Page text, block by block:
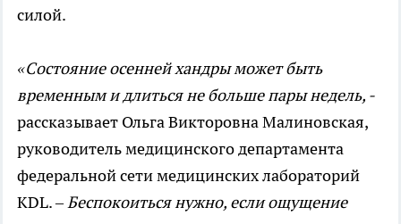
силой.
«Состояние осенней хандры может быть
временным и длиться не больше пары недель, -
рассказывает Ольга Викторовна Малиновская,
руководитель медицинского департамента
федеральной сети медицинских лабораторий
KDL. –Беспокоиться нужно, если ощущение